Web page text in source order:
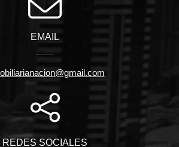
EMAIL
REDES SOCIALES